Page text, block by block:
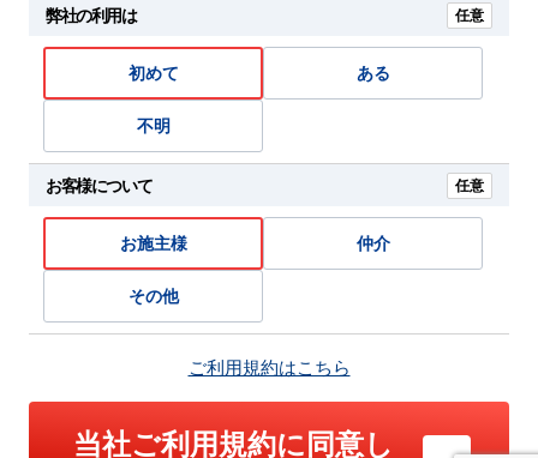
弊社の利用は 任意
初めて ある
不明
お客様について 任意
お施主様 仲介
その他
ご利用規約はこちら
当社ご利用規約に同意し